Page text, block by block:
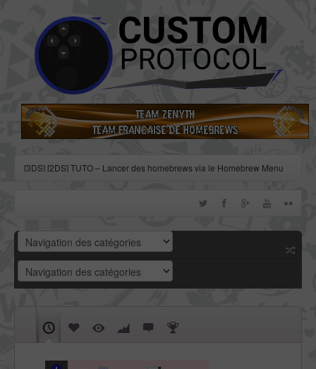
[3DS] [2DS] TUTO – Lancer des homebrews via le Homebrew Menu
[3DS] [2DS] TUTO - Utiliser l’exploit BannerBomb3 pour obtenir un
[3DS] [2DS] TUTO – Obtenir sa clé « movable.sed » de chiffrage
DSiWare via Seedminer
[Vita] Firmware 3.71 : et un nouveau firmware inutile, un !